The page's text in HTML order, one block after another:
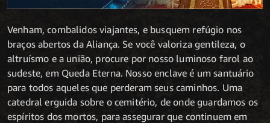
Venham, combalidos viajantes, e busquem refúgio nos
braços abertos da Aliança. Se você valoriza gentileza, o
altruísmo e a união, procure por nosso luminoso farol ao
sudeste, em Queda Eterna. Nosso enclave é um santuário
para todos aqueles que perderam seus caminhos. Uma
catedral erguida sobre o cemitério, de onde guardamos os
espíritos dos mortos, para assegurar que continuem em